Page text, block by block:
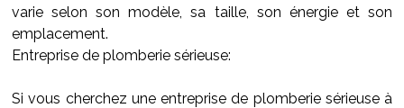
varie selon son modèle, sa taille, son énergie et son
emplacement.
Entreprise de plomberie sérieuse:
Si vous cherchez une entreprise de plomberie sérieuse à